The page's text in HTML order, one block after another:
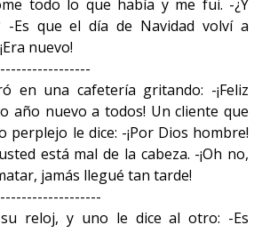
todo lo que había y me fui. -¿Y
-Es que el día de Navidad volví a
nuevo!
en una cafetería gritando: -¡Feliz
año nuevo a todos! Un cliente que
perplejo le dice: -¡Por Dios hombre!
está mal de la cabeza. -¡Oh no,
jamás llegué tan tarde!
reloj, y uno le dice al otro: -Es